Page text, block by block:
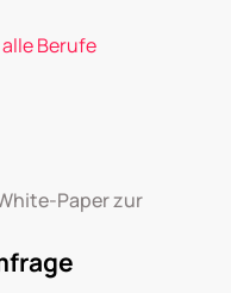
Berufe
Paper zur